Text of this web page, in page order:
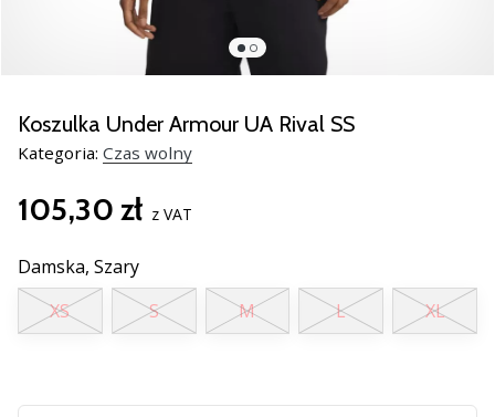
wszystkie
artykuły
Koszulka Under Armour UA Rival SS
Kategoria: Czas wolny
105,30 zł z VAT
Damska, Szary
XS
S M L XL